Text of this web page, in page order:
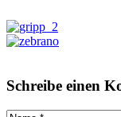
Schreibe einen